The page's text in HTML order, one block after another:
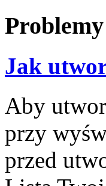
Jak
Aby
przy
przed